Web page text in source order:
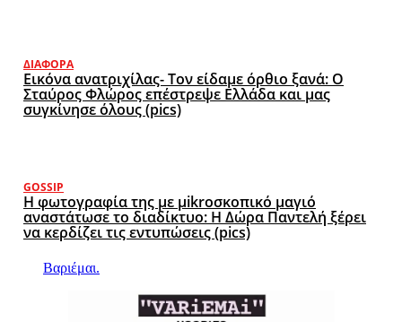
ΔΙΆΦΟΡΑ
Εικόνα ανατριχίλας- Τον είδαμε όρθιο ξανά: Ο
Σταύρος Φλώρος επέστρεψε Ελλάδα και μας
συγκίνησε όλους (pics)
GOSSIP
Η φωτογραφία της με μikroσκοπικό μαγιό
αναστάτωσε το διαδίκτυο: Η Δώρα Παντελή ξέρει
να κερδίζει τις εντυπώσεις (pics)
Βαριέμαι.